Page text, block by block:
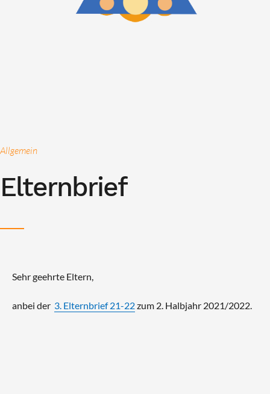
Allgemein
Elternbrief
Sehr geehrte Eltern,
anbei der 3. Elternbrief 21-22zum 2. Halbjahr 2021/2022.